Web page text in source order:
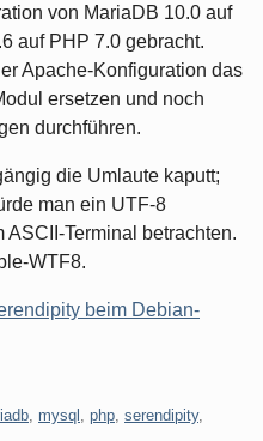
von MariaDB 10.0 auf
auf PHP 7.0 gebracht.
Apache-Konfiguration das
ersetzen und noch
durchführen.
die Umlaute kaputt;
man ein UTF-8
Terminal betrachten.
WTF8.
beim Debian-
mysql php serendipity,